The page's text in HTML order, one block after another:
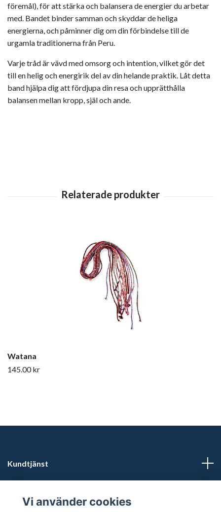
föremål), för att stärka och balansera de energier du arbetar
med. Bandet binder samman och skyddar de heliga
energierna, och påminner dig om din förbindelse till de
urgamla traditionerna från Peru.
Varje tråd är vävd med omsorg och intention, vilket gör det
till en helig och energirik del av din helande praktik. Låt detta
band hjälpa dig att fördjupa din resa och upprätthålla
balansen mellan kropp, själ och ande.
Watana
145.00 kr
Kundtjänst
Vi använder cookies